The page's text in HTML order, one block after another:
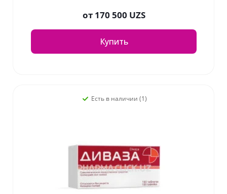
от 170 500 UZS
Купить
Есть в наличии (1)